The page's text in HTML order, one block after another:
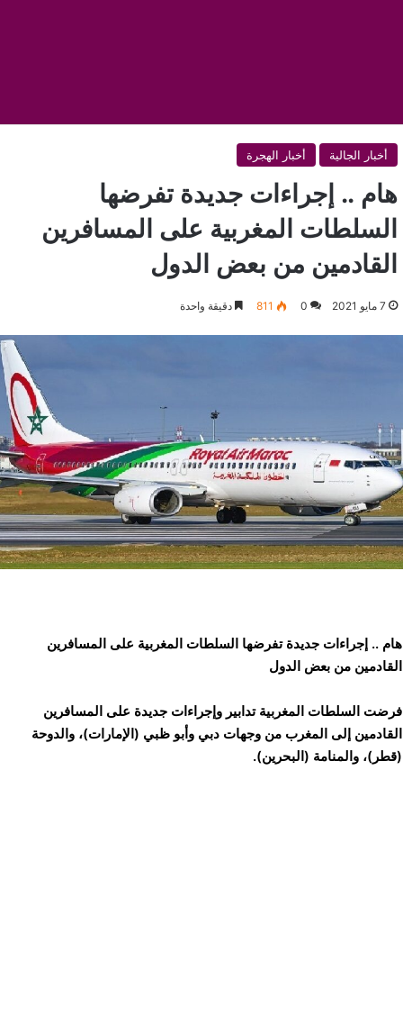
أخبار الجالية أخبار الهجرة
هام .. إجراءات جديدة تفرضها
السلطات المغربية على المسافرين
القادمين من بعض الدول
7 مايو 2021 0
811 دقيقة واحدة
هام .. إجراءات جديدة تفرضها السلطات المغربية على المسافرين
القادمين من بعض الدول
فرضت السلطات المغربية تدابير وإجراءات جديدة على المسافرين
القادمين إلى المغرب من وجهات دبي وأبو ظبي (الإمارات)، والدوحة
(قطر)، والمنامة (البحرين).